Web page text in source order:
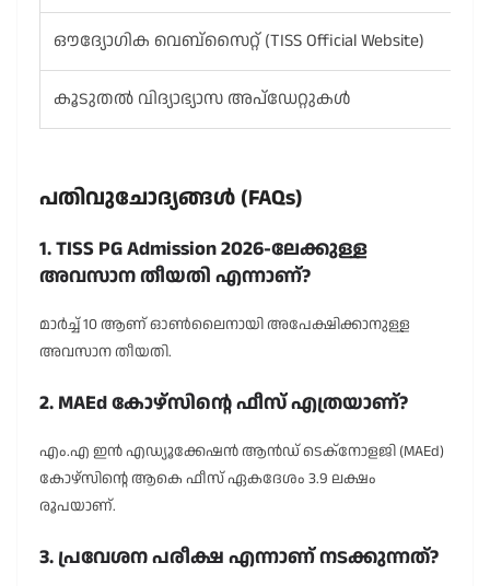
ഔദ്യോഗിക വെബ്സൈറ്റ് (TISS Official Website)
കൂടുതൽ വിദ്യാഭ്യാസ അപ്‌ഡേറ്റുകൾ
പതിവുചോദ്യങ്ങൾ (FAQs)
1. TISS PG Admission 2026-ലേക്കുള്ള
അവസാന തീയതി എന്നാണ്?
മാർച്ച് 10 ആണ് ഓൺലൈനായി അപേക്ഷിക്കാനുള്ള
അവസാന തീയതി.
2. MAEd കോഴ്സിന്റെ ഫീസ് എത്രയാണ്?
എം.എ ഇൻ എഡ്യൂക്കേഷൻ ആൻഡ് ടെക്നോളജി (MAEd)
കോഴ്സിന്റെ ആകെ ഫീസ് ഏകദേശം 3.9 ലക്ഷം
രൂപയാണ്.
3. പ്രവേശന പരീക്ഷ എന്നാണ് നടക്കുന്നത്?